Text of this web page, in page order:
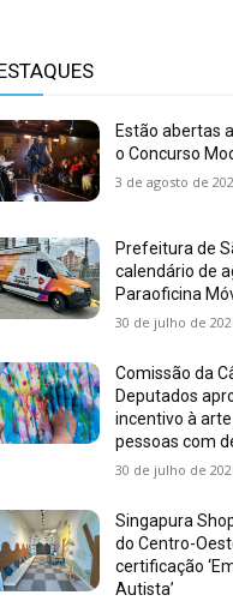
Estão abertas
o Concurso
3 de agosto de
Prefeitura de
calendário de
Paraoficina
30 de julho de
Comissão da
Deputados
incentivo à
pessoas com
30 de julho de
Singapura
do Centro-
certificação
Autista’